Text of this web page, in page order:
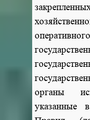
органы
указанные